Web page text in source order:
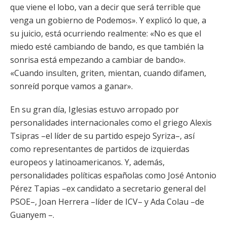
que viene el lobo, van a decir que será terrible que
venga un gobierno de Podemos». Y explicó lo que, a
su juicio, está ocurriendo realmente: «No es que el
miedo esté cambiando de bando, es que también la
sonrisa está empezando a cambiar de bando».
«Cuando insulten, griten, mientan, cuando difamen,
sonreíd porque vamos a ganar».
En su gran día, Iglesias estuvo arropado por
personalidades internacionales como el griego Alexis
Tsipras –el líder de su partido espejo Syriza–, así
como representantes de partidos de izquierdas
europeos y latinoamericanos. Y, además,
personalidades políticas españolas como José Antonio
Pérez Tapias –ex candidato a secretario general del
PSOE–, Joan Herrera –líder de ICV– y Ada Colau –de
Guanyem –.